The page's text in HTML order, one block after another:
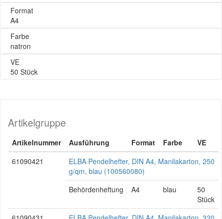
Format
A4
Farbe
natron
VE
50 Stück
Artikelgruppe
Artikelnummer Ausführung Format Farbe
VE
61090421
ELBA Pendelhefter, DIN A4, Manilakarton, 250
g/qm, blau (100560080)
Behördenheftung
A4 blau
50
Stück